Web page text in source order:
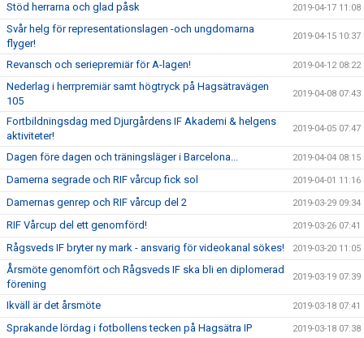
Stöd herrarna och glad påsk 2019-04-17 11:08
Svår helg för representationslagen -och ungdomarna
flyger!
2019-04-15 10:37
Revansch och seriepremiär för A-lagen! 2019-04-12 08:22
Nederlag i herrpremiär samt högtryck på Hagsätravägen
105
2019-04-08 07:43
Fortbildningsdag med Djurgårdens IF Akademi & helgens
aktiviteter!
2019-04-05 07:47
Dagen före dagen och träningsläger i Barcelona... 2019-04-04 08:15
Damerna segrade och RIF vårcup fick sol 2019-04-01 11:16
Damernas genrep och RIF vårcup del 2 2019-03-29 09:34
RIF Vårcup del ett genomförd! 2019-03-26 07:41
Rågsveds IF bryter ny mark - ansvarig för videokanal sökes! 2019-03-20 11:05
Årsmöte genomfört och Rågsveds IF ska bli en diplomerad
förening
2019-03-19 07:39
Ikväll är det årsmöte 2019-03-18 07:41
Sprakande lördag i fotbollens tecken på Hagsätra IP 2019-03-18 07:38